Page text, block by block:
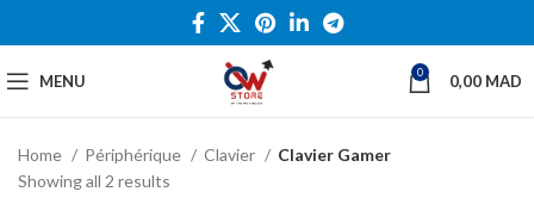
MENU 0 0,00 MAD
Home Périphérique Clavier
Clavier Gamer
Showing all 2 results